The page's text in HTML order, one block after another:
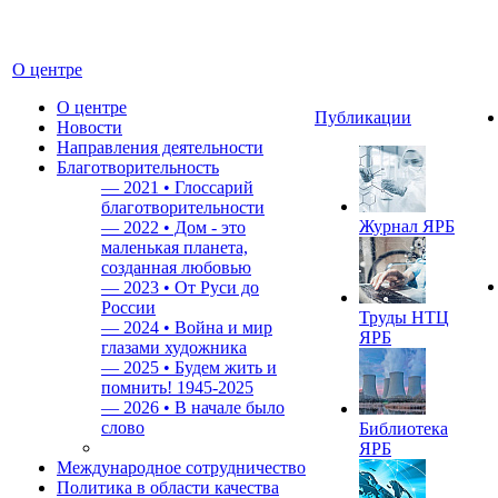
О центре
О центре
Новости
Направления деятельности
Благотворительность
— 2021 • Глоссарий
благотворительности
— 2022 • Дом - это
маленькая планета,
созданная любовью
— 2023 • От Руси до
России
— 2024 • Война и мир
глазами художника
— 2025 • Будем жить и
помнить! 1945-2025
— 2026 • В начале было
слово
Международное сотрудничество
Политика в области качества
Публикации
Журнал ЯРБ
Труды НТЦ
ЯРБ
Библиотека
ЯРБ